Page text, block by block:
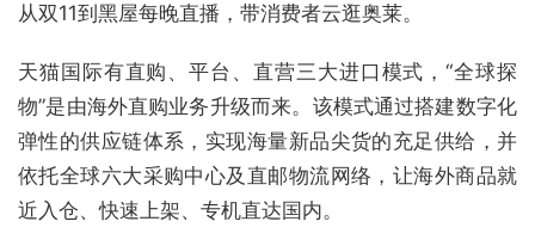
从双11到黑屋每晚直播，带消费者云逛奥莱。
天猫国际有直购、平台、直营三大进口模式，“全球探
物”是由海外直购业务升级而来。该模式通过搭建数字化
弹性的供应链体系，实现海量新品尖货的充足供给，并
依托全球六大采购中心及直邮物流网络，让海外商品就
近入仓、快速上架、专机直达国内。